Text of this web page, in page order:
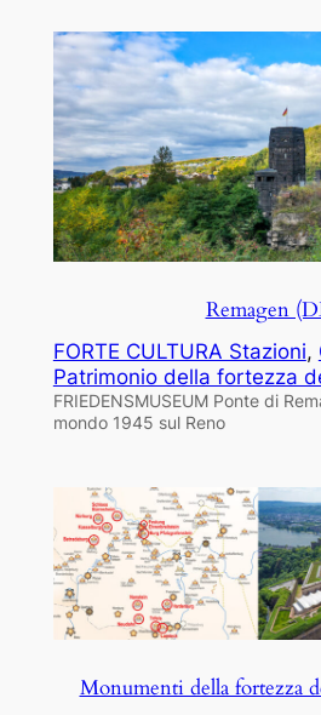
Remagen
FORTE CULTURA Stazioni,
Patrimonio della fortezza
FRIEDENSMUSEUM Ponte di
mondo 1945 sul Reno
Monumenti della fortezza